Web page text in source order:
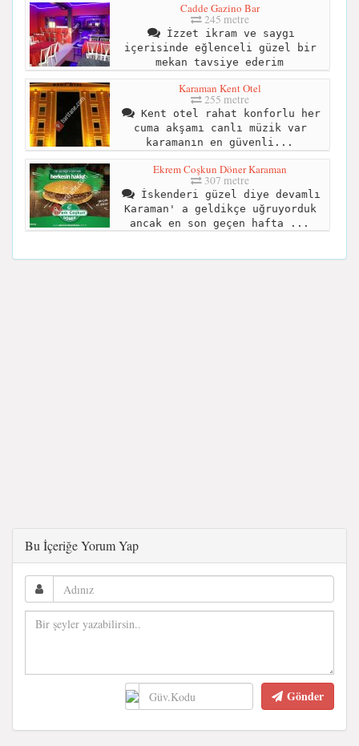
Cadde Gazino Bar
245 metre
İzzet ikram ve saygı
içerisinde eğlenceli güzel bir
mekan tavsiye ederim
Karaman Kent Otel
255 metre
Kent otel rahat konforlu her
cuma akşamı canlı müzik var
karamanın en güvenli...
Ekrem Coşkun Döner Karaman
307 metre
İskenderi güzel diye devamlı
Karaman' a geldikçe uğruyorduk
ancak en son geçen hafta ...
Bu İçeriğe Yorum Yap
Gönder